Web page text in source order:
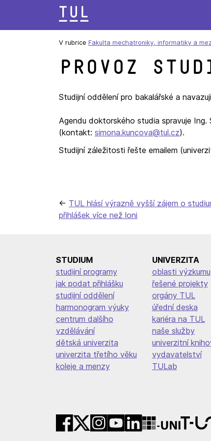
text
V rubrice Fakulta mechatroniky, informatiky a
Provoz
Studijní oddělení pro bakalářské a
Agendu doktorského studia spravuje
(kontakt: simona.kuncova@tul.cz).
Studijní záležitosti řešte emailem
Navigace
pro
TUL hlásí výrazně vyšší zájem o
přihlášek více než loni
STUDIUM
studijní programy
jak podat přihlášku
studijní oddělení
harmonogram výuky
centrum dalšího
vzdělávání
dětská univerzita
univerzita třetího věku
koleje a menzy
UNIVERZITA
oblasti výzkumu
řešené projekty
orgány TUL
úřední deska
kariéra na TUL
naše služby
univerzitní
vydavatelství
TULab